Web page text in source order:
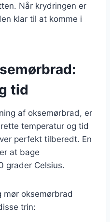
Når krydringen er
klar til at komme i
tid
af oksemørbrad, er
temperatur og tid
perfekt tilberedt. En
at bage
grader Celsius.
mør oksemørbrad
trin: